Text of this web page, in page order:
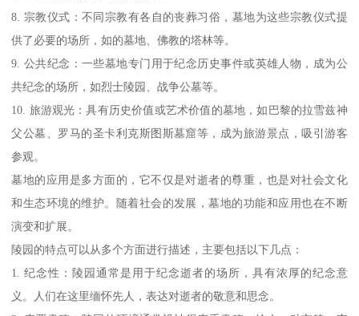
8. 宗教仪式：不同宗教有各自的丧葬习俗，墓地为这些宗教仪式提
供了必要的场所，如的墓地、佛教的塔林等。
9. 公共纪念：一些墓地专门用于纪念历史事件或英雄人物，成为公
共纪念的场所，如烈士陵园、战争公墓等。
10. 旅游观光：具有历史价值或艺术价值的墓地，如巴黎的拉雪兹神
父公墓、罗马的圣卡利克斯图斯墓窟等，成为旅游景点，吸引游客
参观。
墓地的应用是多方面的，它不仅是对逝者的尊重，也是对社会文化
和生态环境的维护。随着社会的发展，墓地的功能和应用也在不断
演变和扩展。
陵园的特点可以从多个方面进行描述，主要包括以下几点：
1. 纪念性：陵园通常是用于纪念逝者的场所，具有浓厚的纪念意
义。人们在这里缅怀先人，表达对逝者的敬意和思念。